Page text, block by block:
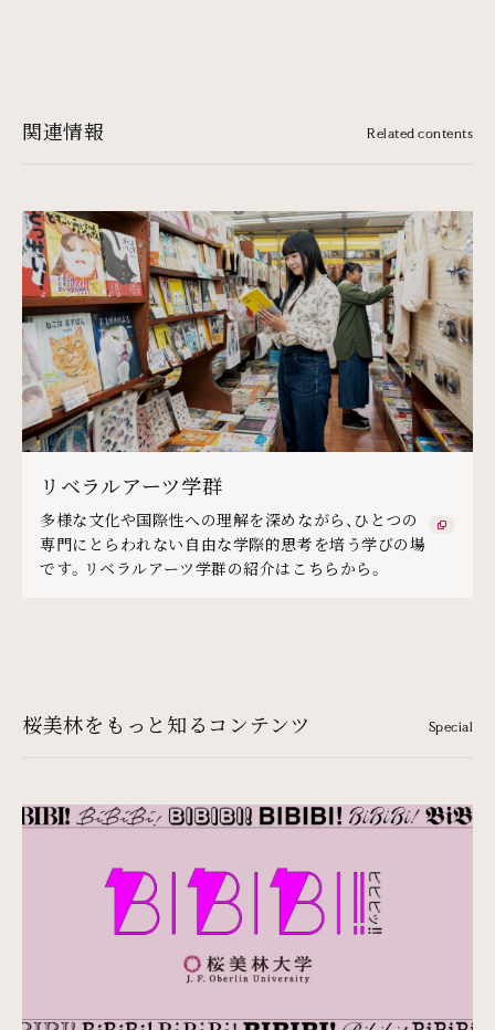
関連情報 Related contents
リベラルアーツ学群
多様な文化や国際性への理解を深めながら、ひとつの
専門にとらわれない自由な学際的思考を培う学びの場
です。リベラルアーツ学群の紹介はこちらから。
桜美林をもっと知るコンテンツ Special